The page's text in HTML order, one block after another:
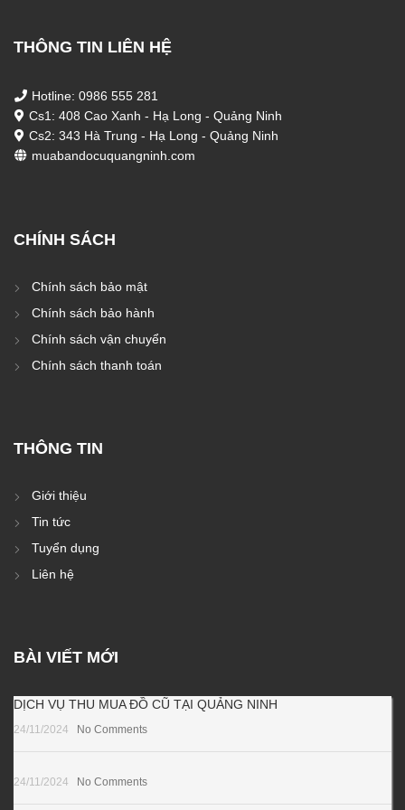
THÔNG TIN LIÊN HỆ
Hotline: 0986 555 281
Cs1: 408 Cao Xanh - Hạ Long - Quảng Ninh
Cs2: 343 Hà Trung - Hạ Long - Quảng Ninh
muabandocuquangninh.com
CHÍNH SÁCH
Chính sách bảo mật
Chính sách bảo hành
Chính sách vận chuyển
Chính sách thanh toán
THÔNG TIN
Giới thiệu
Tin tức
Tuyển dụng
Liên hệ
BÀI VIẾT MỚI
DỊCH VỤ THU MUA ĐỒ CŨ TẠI QUẢNG NINH
24/11/2024 No Comments
24/11/2024 No Comments